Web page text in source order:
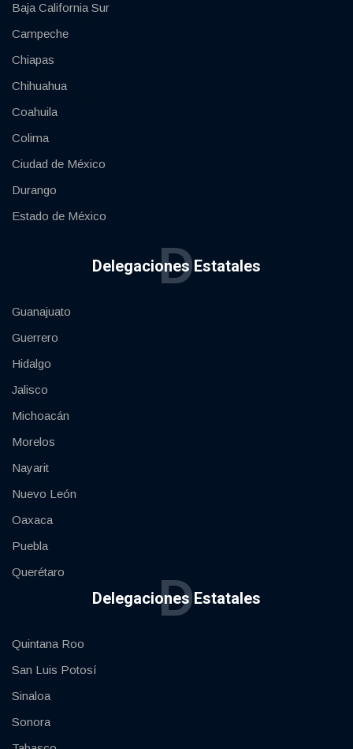
Baja California Sur
Campeche
Chiapas
Chihuahua
Coahuila
Colima
Ciudad de México
Durango
Estado de México
Delegaciones Estatales
D
Guanajuato
Guerrero
Hidalgo
Jalisco
Michoacán
Morelos
Nayarit
Nuevo León
Oaxaca
Puebla
Querétaro
Delegaciones Estatales
D
Quintana Roo
San Luis Potosí
Sinaloa
Sonora